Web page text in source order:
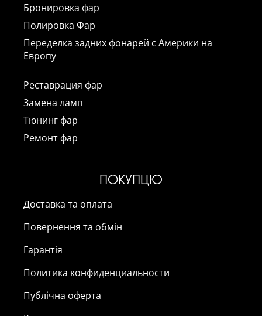
Бронировка фар
Полировка Фар
Переделка задних фонарей с Америки на
Европу
Реставрация фар
Замена ламп
Тюнинг фар
Ремонт фар
ПОКУПЦЮ
Доставка та оплата
Повернення та обмін
Гарантія
Политика конфиденциальности
Публічна оферта